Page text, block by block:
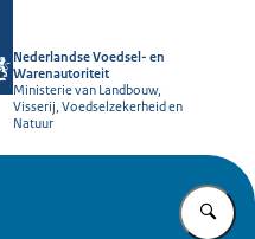
Nederlandse Voedsel- en
Warenautoriteit
Ministerie van Landbouw,
Visserij, Voedselzekerheid en
Natuur